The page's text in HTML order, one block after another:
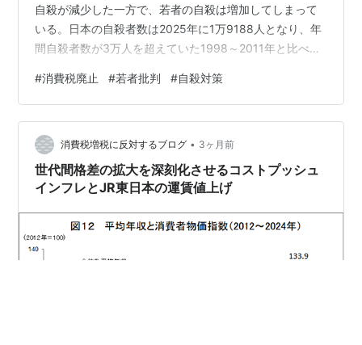
自殺が減少した一方で、若者の自殺は増加してしまって
いる。日本の自殺者数は2025年に1万9188人となり、年
間自殺者数が3万人を超えていた1998～2011年と比べる
ると思っている。 まず、人口比で見た60歳以上の自殺率
は1998年に10万人当たり40.73人にものぼっていたが、
最新の2025年には15.69人まで27年間で半分以下に減少
している。近年自殺者が減ったと言われるのは、明らか
に中高年世代の自殺者数が減少したことが理由だろう。
中高…
#消費税廃止 #若者批判 #自殺対策
消費税増税に反対するブログ • 3ヶ月前
世代間格差の拡大を深刻化させるコストプッシュ
インフレとJR東日本の運賃値上げ